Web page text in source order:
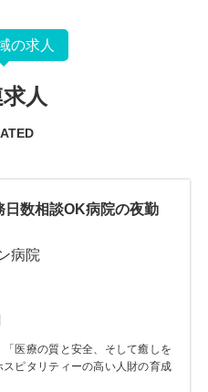
の求人
人
数相談OK病院の夜勤
病院
「医療の質と安全、そして癒しを
ピタリティーの高い人財の育成